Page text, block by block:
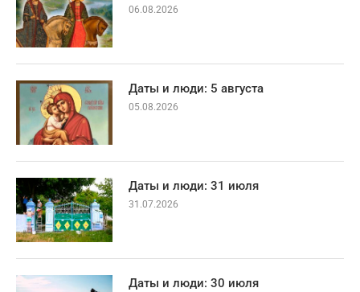
06.08.2026
Даты и люди: 5 августа
05.08.2026
Даты и люди: 31 июля
31.07.2026
Даты и люди: 30 июля